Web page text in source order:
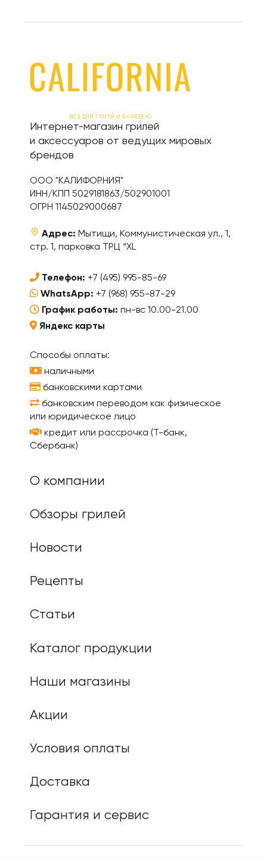
ВСЕ ДЛЯ ГРИЛЯ И БАРБЕКЮ
Интернет-магазин грилей
и аксессуаров от ведущих мировых
брендов
ООО "КАЛИФОРНИЯ"
ИНН/КПП 5029181863/502901001
ОГРН 1145029000687
Адрес: Мытищи, Коммунистическая ул., 1,
стр. 1, парковка ТРЦ “XL
Телефон: +7 (495) 995-85-69
WhatsApp: +7 (968) 955-87-29
График работы: пн-вс 10.00-21.00
Яндекс карты
Способы оплаты:
наличными
банковскими картами
банковским переводом как физическое
или юридическое лицо
кредит или рассрочка (Т-банк,
Сбербанк)
О компании
Обзоры грилей
Новости
Рецепты
Статьи
Каталог продукции
Наши магазины
Акции
Условия оплаты
Доставка
Гарантия и сервис